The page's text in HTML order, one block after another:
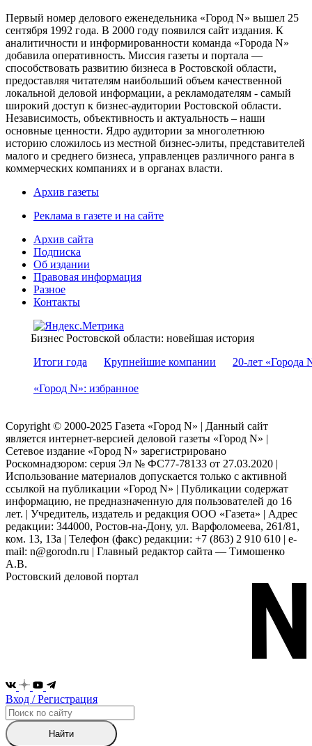
Первый номер делового еженедельника «Город N» вышел 25
сентября 1992 года. В 2000 году появился сайт издания. К
аналитичности и информированности команда «Города N»
добавила оперативность. Миссия газеты и портала —
способствовать развитию бизнеса в Ростовской области,
предоставляя читателям наибольший объем качественной
локальной деловой информации, а рекламодателям - самый
широкий доступ к бизнес-аудитории Ростовской области.
Независимость, объективность и актуальность – наши
основные ценности. Ядро аудитории за многолетнюю
историю сложилось из местной бизнес-элиты, представителей
малого и среднего бизнеса, управленцев различного ранга в
коммерческих компаниях и в органах власти.
Архив газеты
Реклама в газете и на сайте
Архив сайта
Подписка
Об издании
Правовая информация
Разное
Контакты
Бизнес Ростовской области: новейшая история
Итоги года
Крупнейшие компании 20-лет «Города
«Город N»: избранное
Copyright © 2000-2025 Газета «Город N» | Данный сайт
является интернет-версией деловой газеты «Город N» |
Сетевое издание «Город N» зарегистрировано
Роскомнадзором: серuя Эл № ФС77-78133 от 27.03.2020 |
Использование материалов допускается только с активной
ссылкой на публикации «Город N» | Публикации содержат
информацию, не предназначенную для пользователей до 16
лет. | Учредитель, издатель и редакция ООО «Газета» | Адрес
редакции: 344000, Ростов-на-Дону, ул. Варфоломеева, 261/81,
ком. 13, 13а | Телефон (факс) редакции: +7 (863) 2 910 610 | e-
mail: n@gorodn.ru | Главный редактор сайта — Тимошенко
А.В.
Ростовский деловой портал
Вход / Регистрация
Найти